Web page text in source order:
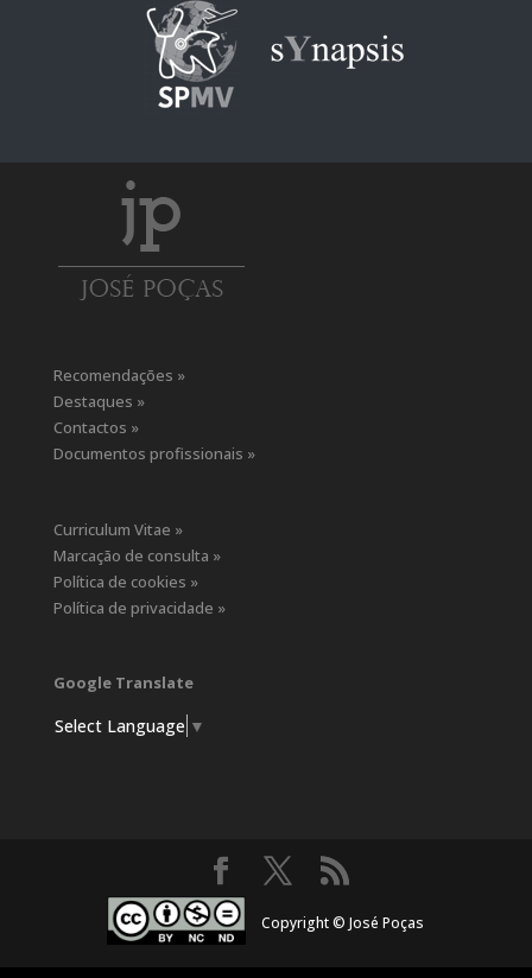
Recomendações »
Destaques »
Contactos »
Documentos profissionais »
Curriculum Vitae »
Marcação de consulta »
Política de cookies »
Política de privacidade »
Google Translate
Select Language ▼
Copyright © José Poças